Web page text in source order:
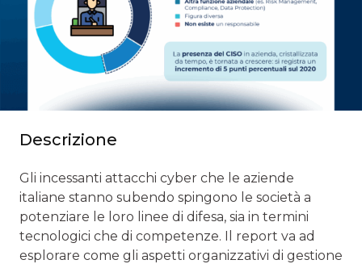
Descrizione
Gli incessanti attacchi cyber che le aziende
italiane stanno subendo spingono le società a
potenziare le loro linee di difesa, sia in termini
tecnologici che di competenze. Il report va ad
esplorare come gli aspetti organizzativi di gestione